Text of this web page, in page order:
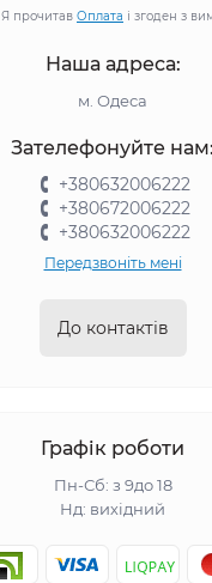
Я прочитав Оплата і згоден з
Наша адреса:
м. Одеса
Зателефонуйте нам:
+380632006222
+380672006222
+380632006222
Передзвоніть мені
До контактів
Графік роботи
Пн-Сб: з 9до 18
Нд: вихідний